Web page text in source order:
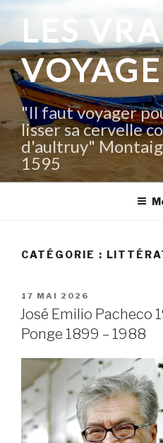
contenu
principal
LES
"Il faut voyager
lisser sa cervelle
d'aultruy"
1595
CATÉGORIE :
PUBLIÉ
LE
17 MAI 2026
José Emilio Pacheco
Ponge 1899 – 1988